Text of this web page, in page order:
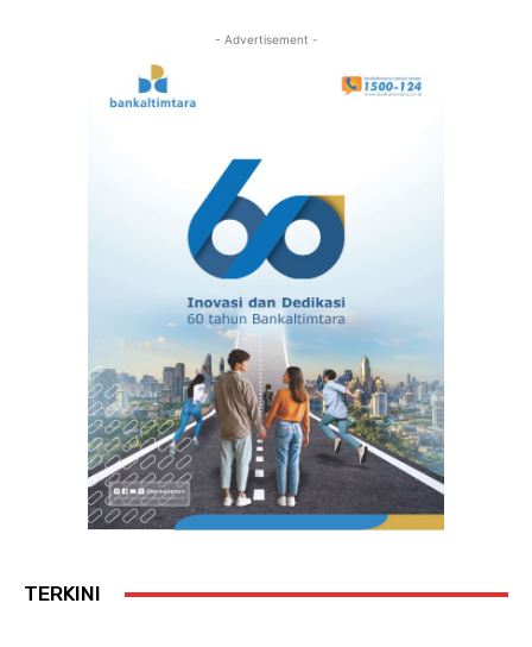
- Advertisement -
TERKINI